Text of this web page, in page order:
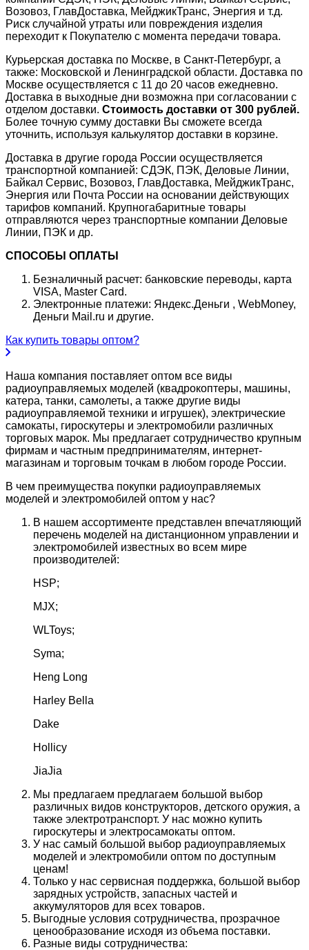
Возовоз, ГлавДоставка, МейджикТранс, Энергия и т.д.
Риск случайной утраты или повреждения изделия
переходит к Покупателю с момента передачи товара.
Курьерская доставка по Москве, в Санкт-Петербург, а
также: Московской и Ленинградской области. Доставка по
Москве осуществляется с 11 до 20 часов ежедневно.
Доставка в выходные дни возможна при согласовании с
отделом доставки. Стоимость доставки от 300 рублей.
Более точную сумму доставки Вы сможете всегда
уточнить, используя калькулятор доставки в корзине.
Доставка в другие города России осуществляется
транспортной компанией: СДЭК, ПЭК, Деловые Линии,
Байкал Сервис, Возовоз, ГлавДоставка, МейджикТранс,
Энергия или Почта России на основании действующих
тарифов компаний. Крупногабаритные товары
отправляются через транспортные компании Деловые
Линии, ПЭК и др.
СПОСОБЫ ОПЛАТЫ
Безналичный расчет: банковские переводы, карта
VISA, Master Card.
Электронные платежи: Яндекс.Деньги , WebMoney,
Деньги Mail.ru и другие.
Как купить товары оптом?
Наша компания поставляет оптом все виды
радиоуправляемых моделей (квадрокоптеры, машины,
катера, танки, самолеты, а также другие виды
радиоуправляемой техники и игрушек), электрические
самокаты, гироскутеры и электромобили различных
торговых марок. Мы предлагает сотрудничество крупным
фирмам и частным предпринимателям, интернет-
магазинам и торговым точкам в любом городе России.
В чем преимущества покупки радиоуправляемых
моделей и электромобилей оптом у нас?
В нашем ассортименте представлен впечатляющий
перечень моделей на дистанционном управлении и
электромобилей известных во всем мире
производителей:
HSP;
MJX;
WLToys;
Syma;
Heng Long
Harley Bella
Dake
Hollicy
JiaJia
Мы предлагаем предлагаем большой выбор
различных видов конструкторов, детского оружия, а
также электротранспорт. У нас можно купить
гироскутеры и электросамокаты оптом.
У нас самый большой выбор радиоуправляемых
моделей и электромобили оптом по доступным
ценам!
Только у нас сервисная поддержка, большой выбор
зарядных устройств, запасных частей и
аккумуляторов для всех товаров.
Выгодные условия сотрудничества, прозрачное
ценообразование исходя из объема поставки.
Разные виды сотрудничества: